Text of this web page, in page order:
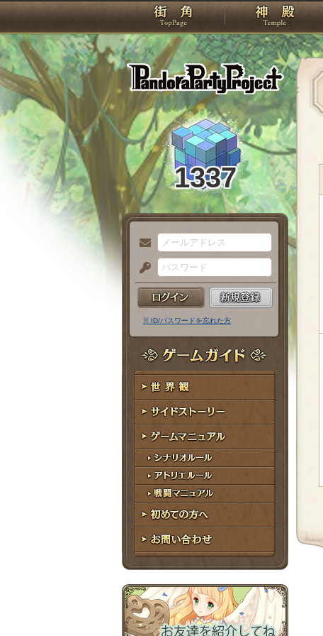
TOP
1337
メ
ー
ル
ア
ド
レ
ス
パ
ス
ー
ド
※ ID/パスワードを忘れた方
ゲームガイド
世界観
サイドストーリー
ゲームマニュアル
シナリオルール
アトリエルール
戦闘マニュアル
初めての方へ
お問い合わせ